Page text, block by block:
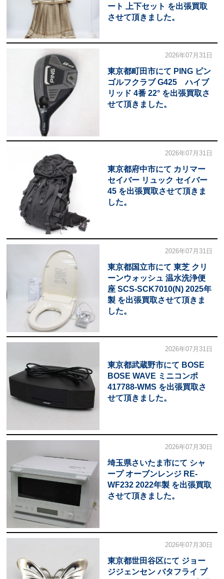
ート 上下セット を出張買取
させて頂きました。
2026年07月31日
東京都町田市にて PING ピン
ゴルフクラブ G425 ハイブ
リッド 4番 22° を出張買取さ
せて頂きました。
2026年07月31日
東京都府中市にて カリマー
セイバー リュック セイバー
45 を出張買取させて頂きま
した。
2026年07月31日
東京都国立市にて 東芝 クリ
ーンウォッシュ 温水洗浄便
座 SCS-SCK7010(N) 2025年
製 を出張買取させて頂きま
した。
2026年07月31日
東京都武蔵野市にて BOSE
BOSE WAVE ミニコンポ
417788-WMS を出張買取さ
せて頂きました。
2026年07月30日
埼玉県さいたま市にて シャ
ープ オーブンレンジ RE-
WF232 2022年製 を出張買取
させて頂きました。
2026年07月30日
東京都世田谷区にて ジョー
ジジェンセン バタフライ ブ